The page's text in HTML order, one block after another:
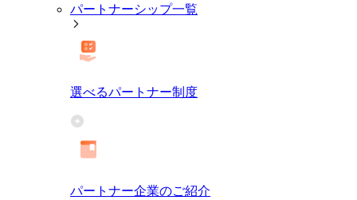
パートナーシップ一覧
選べるパートナー制度
パートナー企業のご紹介